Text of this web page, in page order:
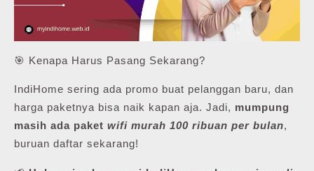
🎯 Kenapa Harus Pasang Sekarang?
IndiHome sering ada promo buat pelanggan baru, dan
harga paketnya bisa naik kapan aja. Jadi, mumpung
masih ada paket wifi murah 100 ribuan per bulan,
buruan daftar sekarang!